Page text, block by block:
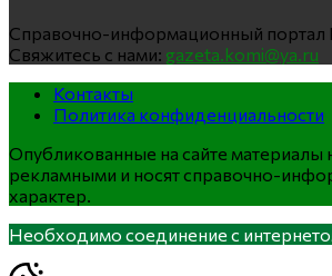
Справочно-информационный портал
Свяжитесь с нами: gazeta.komi@ya.ru
Контакты
Политика конфиденциальности
Опубликованные на сайте материалы
рекламными и носят справочно-
характер.
Необходимо соединение с